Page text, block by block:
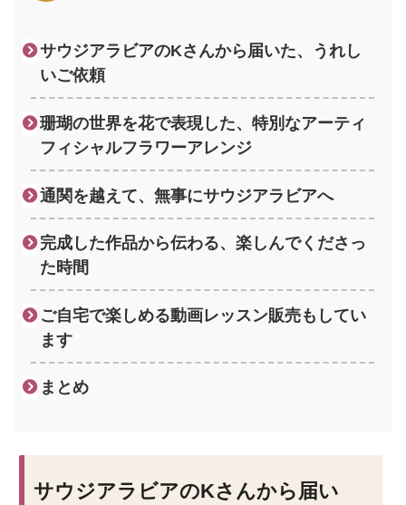
サウジアラビアのKさんから届いた、うれし
いご依頼
珊瑚の世界を花で表現した、特別なアーティ
フィシャルフラワーアレンジ
通関を越えて、無事にサウジアラビアへ
完成した作品から伝わる、楽しんでくださっ
た時間
ご自宅で楽しめる動画レッスン販売もしてい
ます
まとめ
サウジアラビアのKさんから届い